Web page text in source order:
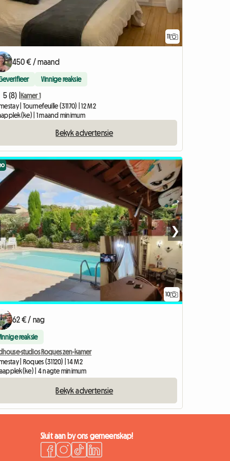
11
450 € / maand
Vinnige reaksie
5 (8) |
Kamer 1
| Tournefeuille (31170) | 12 M2
| 1 maand minimum
Bekyk advertensie
10
❯
62 € / nag
reaksie
studios Roques zen-kamer
| Roques (31120) | 14 M2
| 4 nagte minimum
Bekyk advertensie
Sluit aan by ons gemeenskap!